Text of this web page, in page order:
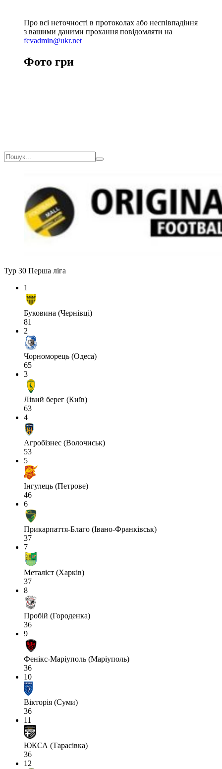
Про всі неточності в протоколах або неспівпадіння
з вашими даними прохання повідомляти на
fcvadmin@ukr.net
Фото гри
Тур 30 Перша ліга
1
Буковина (Чернівці)
81
2
Чорноморець (Одеса)
65
3
Лівий берег (Київ)
63
4
Агробізнес (Волочиськ)
53
5
Інгулець (Петрове)
46
6
Прикарпаття-Благо (Івано-Франківськ)
37
7
Металіст (Харків)
37
8
Пробій (Городенка)
36
9
Фенікс-Маріуполь (Маріуполь)
36
10
Вікторія (Суми)
36
11
ЮКСА (Тарасівка)
36
12